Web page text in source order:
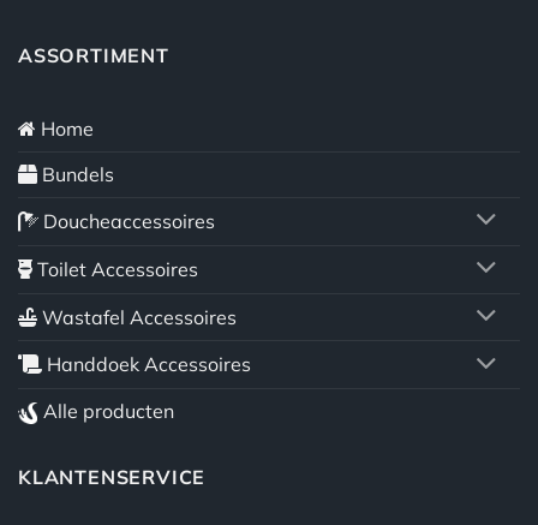
ASSORTIMENT
Home
Bundels
Doucheaccessoires
Toilet Accessoires
Wastafel Accessoires
Handdoek Accessoires
Alle producten
KLANTENSERVICE